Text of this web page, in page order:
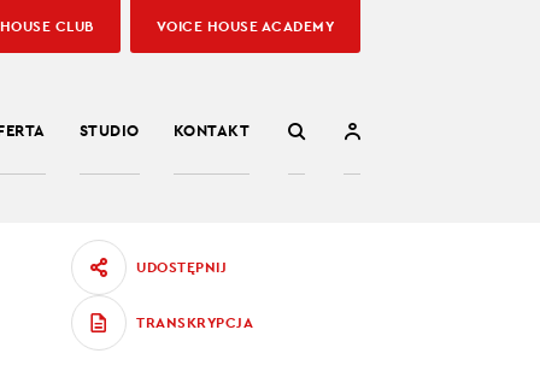
STUDIO KONTAKT
CLUB VOICE HOUSE ACADEMY
UDOSTĘPNIJ
TRANSKRYPCJA